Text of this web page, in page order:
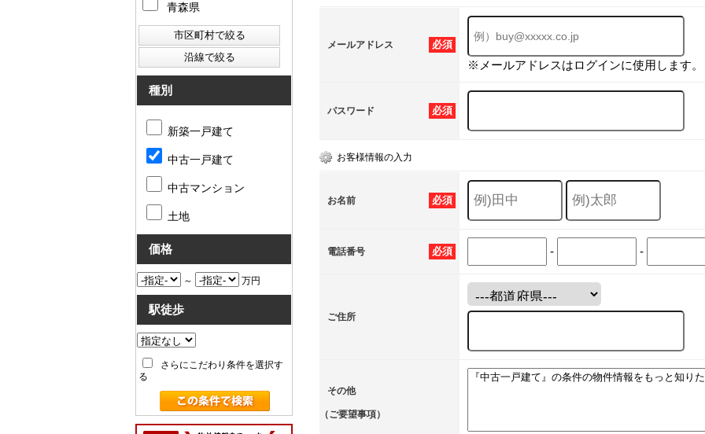
必須
メールアドレス
※メールアドレスはログインに使用します。
必須
パスワード
お客様情報の入力
必須
お名前
必須
電話番号 - -
ご住所
その他
（ご要望事項）
青森県
種別
新築一戸建て
中古一戸建て
中古マンション
土地
価格
～ 万円
駅徒歩
さらにこだわり条件を選択す
る